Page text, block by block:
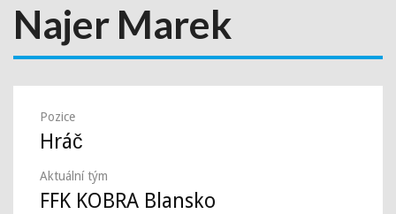
Najer Marek
Pozice
Hráč
Aktuální tým
FFK KOBRA Blansko